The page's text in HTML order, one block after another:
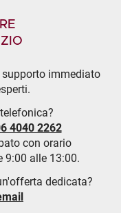
immediato
4040 2262
con orario
9:00 alle 13:00.
dedicata?